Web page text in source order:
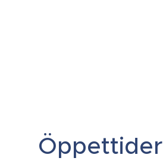
Öppettider